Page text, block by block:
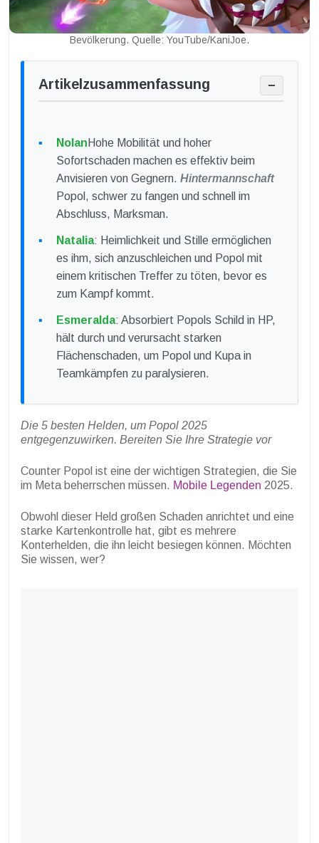
Bevölkerung. Quelle: YouTube/KaniJoe.
Artikelzusammenfassung −
Nolan Hohe Mobilität und hoher
Sofortschaden machen es effektiv beim
Anvisieren von Gegnern. Hintermannschaft
Popol, schwer zu fangen und schnell im
Abschluss, Marksman.
Natalia: Heimlichkeit und Stille ermöglichen
es ihm, sich anzuschleichen und Popol mit
einem kritischen Treffer zu töten, bevor es
zum Kampf kommt.
Esmeralda: Absorbiert Popols Schild in HP,
hält durch und verursacht starken
Flächenschaden, um Popol und Kupa in
Teamkämpfen zu paralysieren.
Die 5 besten Helden, um Popol 2025
entgegenzuwirken. Bereiten Sie Ihre Strategie vor
Counter Popol ist eine der wichtigen Strategien, die Sie
im Meta beherrschen müssen. Mobile Legenden 2025.
Obwohl dieser Held großen Schaden anrichtet und eine
starke Kartenkontrolle hat, gibt es mehrere
Konterhelden, die ihn leicht besiegen können. Möchten
Sie wissen, wer?